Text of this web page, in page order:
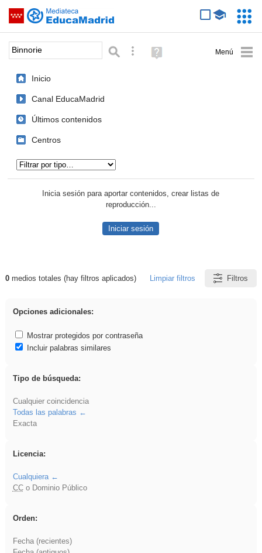
Saltar navegación
Palabra o frase: Búsqueda avanzada
Ayuda
(en
Inicio
Canal EducaMadrid
Últimos contenidos
Centros
Inicia sesión para aportar contenidos, crear listas de
reproducción...
Iniciar sesión
Resultados de: Binnorie
0medios totales (hay filtros aplicados) Limpiar filtros Filtros
Opciones adicionales:
Mostrar protegidos por contraseña
Incluir palabras similares
Tipo de búsqueda:
Cualquier coincidencia
Todas las palabras
Exacta
Licencia:
Cualquiera
CCo Dominio Público
Orden:
Fecha (recientes)